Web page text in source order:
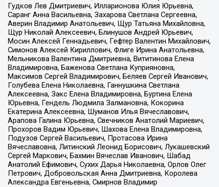
Гудков Лев Дмитриевич, Илларионова Юлия Юрьевна,
Саранг Анна Васильевна, Захарова Светлана Сергеевна,
Аверин Владимир Анатольевич, Щур Татьяна Михайловна,
Щур Николай Алексеевич, Блинушов Андрей Юрьевич,
Мосин Алексей Геннадьевич, Гефтер Валентин Михайлович,
Симонов Алексей Кириллович, Флиге Ирина Анатольевна,
Мельникова Валентина Дмитриевна, Вититинова Елена
Владимировна, Баженова Светлана Куприяновна,
Максимов Сергей Владимирович, Беляев Сергей Иванович,
Голубева Елена Николаевна, Ганнушкина Светлана
Алексеевна, Закс Елена Владимировна, Буртина Елена
Юрьевна, Гендель Людмила Залмановна, Кокорина
Екатерина Алексеевна, Шуманов Илья Вячеславович,
Арапова Галина Юрьевна, Свечников Анатолий Мариевич,
Прохоров Вадим Юрьевич, Шахова Елена Владимировна,
Подузов Сергей Васильевич, Протасова Ирина
Вячеславовна, Литинский Леонид Борисович, Лукашевский
Сергей Маркович, Бахмин Вячеслав Иванович, Шабад
Анатолий Ефимович, Сухих Дарья Николаевна, Орлов Олег
Петрович, Добровольская Анна Дмитриевна, Королева
Александра Евгеньевна, Смирнов Владимир